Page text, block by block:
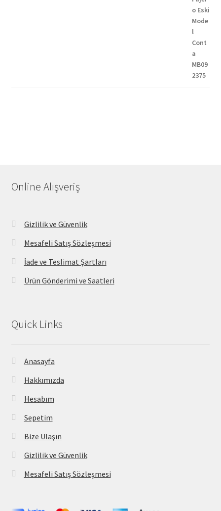
Online Alışveriş
Gizlilik ve Güvenlik
Mesafeli Satış Sözleşmesi
İade ve Teslimat Şartları
Ürün Gönderimi ve Saatleri
Quick Links
Anasayfa
Hakkımızda
Hesabım
Sepetim
Bize Ulaşın
Gizlilik ve Güvenlik
Mesafeli Satış Sözleşmesi